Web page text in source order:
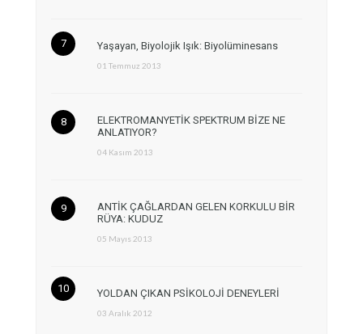
Yaşayan, Biyolojik Işık: Biyolüminesans
01 Temmuz 2013
ELEKTROMANYETİK SPEKTRUM BİZE NE
ANLATIYOR?
04 Kasım 2013
ANTİK ÇAĞLARDAN GELEN KORKULU BİR
RÜYA: KUDUZ
05 Mayıs 2013
YOLDAN ÇIKAN PSİKOLOJİ DENEYLERİ
03 Aralık 2012